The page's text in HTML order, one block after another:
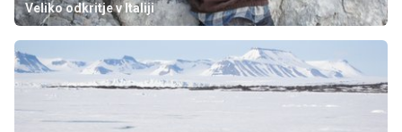
Veliko odkritje v Italiji